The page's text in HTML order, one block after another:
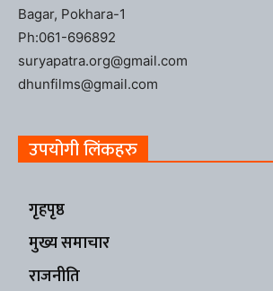
Bagar, Pokhara-1
Ph:061-696892
suryapatra.org@gmail.com
dhunfilms@gmail.com
उपयोगी लिंकहरु
गृहपृष्ठ
मुख्य समाचार
राजनीति